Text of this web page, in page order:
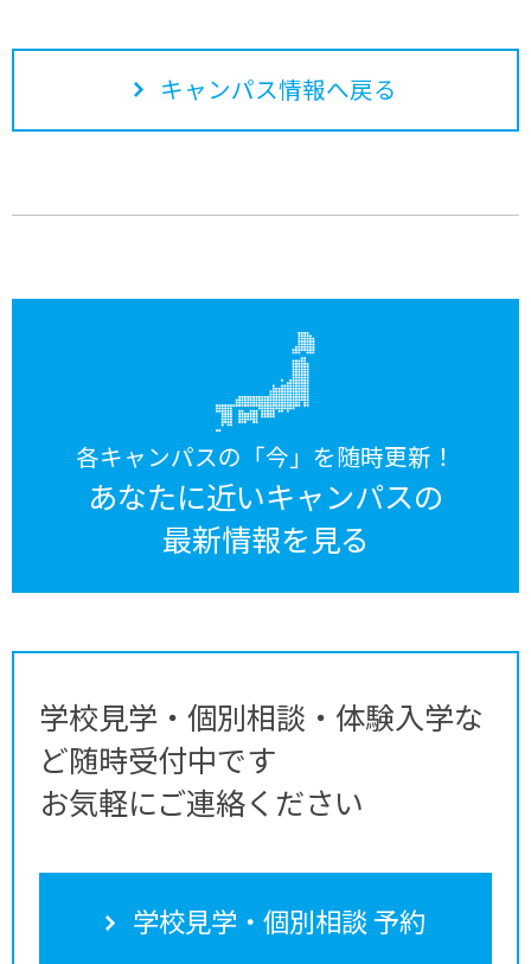
キャンパス情報へ戻る
各キャンパスの「今」を随時更新！
あなたに近いキャンパスの
最新情報を見る
学校見学・個別相談・体験入学な
ど随時受付中です
お気軽にご連絡ください
学校見学・個別相談 予約